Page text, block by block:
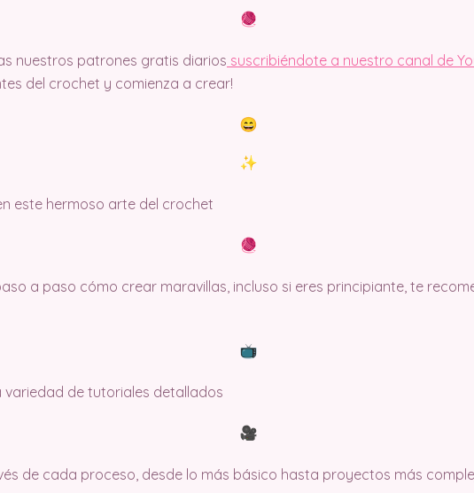
nuestros patrones gratis diarios suscribiéndote a nuestro canal de
del crochet y comienza a crear!
este hermoso arte del crochet
a paso cómo crear maravillas, incluso si eres principiante, te
variedad de tutoriales detallados
de cada proceso, desde lo más básico hasta proyectos más